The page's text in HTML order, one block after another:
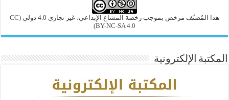
هذا المُصنَّف مرخص بموجب رخصة المشاع الإبداعي، غير تجاري 4.0 دولي
(CC
BY-NC-SA 4.0)
المكتبة الإلكترونية